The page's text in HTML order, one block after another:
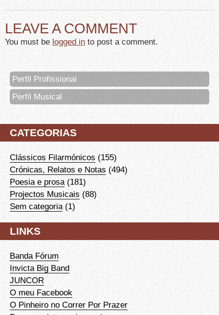
LEAVE A COMMENT
You must be logged in to post a comment.
Perfil Profissional
Perfil Musical
CATEGORIAS
Clássicos Filarmónicos (155)
Crónicas, Relatos e Notas (494)
Poesia e prosa (181)
Projectos Musicais (88)
Sem categoria (1)
LINKS
Banda Fórum
Invicta Big Band
JUNCOR
O meu Facebook
O Pinheiro no Correr Por Prazer